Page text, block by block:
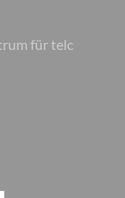
für telc